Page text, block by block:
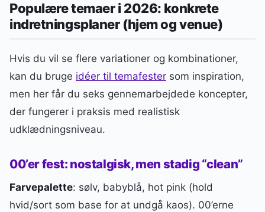
Populære temaer i 2026: konkrete
indretningsplaner (hjem og venue)
Hvis du vil se flere variationer og kombinationer,
kan du bruge idéer til temafester som inspiration,
men her får du seks gennemarbejdede koncepter,
der fungerer i praksis med realistisk
udklædningsniveau.
00’er fest: nostalgisk, men stadig “clean”
Farvepalette: sølv, babyblå, hot pink (hold
hvid/sort som base for at undgå kaos). 00’erne